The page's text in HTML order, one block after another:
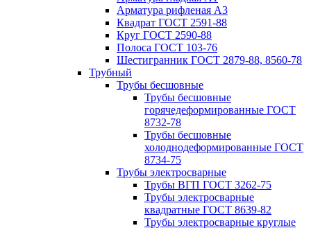
Арматура рифленая А3
Квадрат ГОСТ 2591-88
Круг ГОСТ 2590-88
Полоса ГОСТ 103-76
Шестигранник ГОСТ 2879-88, 8560-78
Трубный
Трубы бесшовные
Трубы бесшовные
горячедеформированные ГОСТ
8732-78
Трубы бесшовные
холоднодеформированные ГОСТ
8734-75
Трубы электросварные
Трубы ВГП ГОСТ 3262-75
Трубы электросварные
квадратные ГОСТ 8639-82
Трубы электросварные круглые